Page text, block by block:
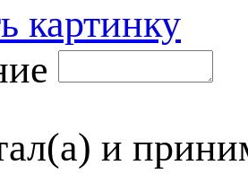
картинку
и